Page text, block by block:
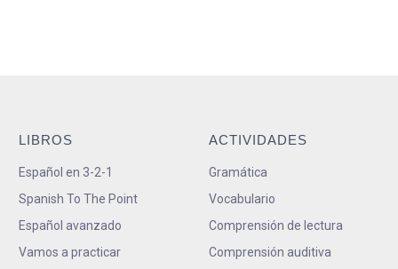
LIBROS
Español en 3-2-1
Spanish To The Point
Español avanzado
Vamos a practicar
ACTIVIDADES
Gramática
Vocabulario
Comprensión de lectura
Comprensión auditiva